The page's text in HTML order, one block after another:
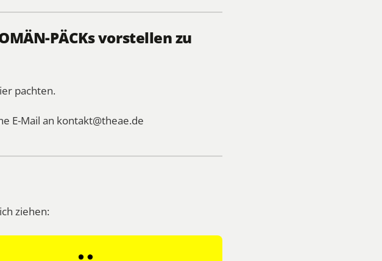
PÄCKs vorstellen zu
pachten.
E-Mail an kontakt@theae.de
ziehen: